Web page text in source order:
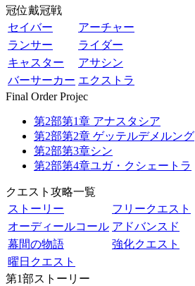
冠位戴冠戦
セイバー
アーチャー
ランサー
ライダー
キャスター
アサシン
バーサーカー エクストラ
Final Order Projec
第2部第1章 アナスタシア
第2部第2章 ゲッテルデメルング
第2部第3章シン
第2部第4章ユガ・クシェートラ
クエスト攻略一覧
ストーリー
フリークエスト
オーディールコール アドバンスド
幕間の物語
強化クエスト
曜日クエスト
第1部ストーリー